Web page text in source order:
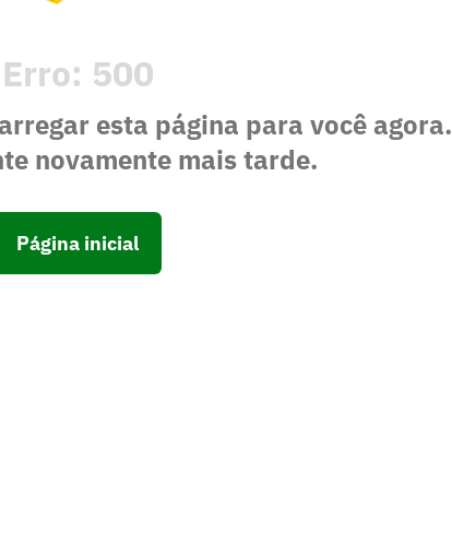
Erro: 500
esta página para você agora.
novamente mais tarde.
Página inicial